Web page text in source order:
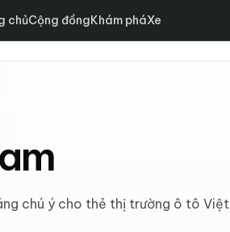
chủCộng đồngKhám pháXe
chú ý cho thẻ thị trường ô tô Việt